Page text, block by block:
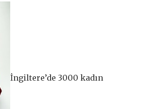
İngiltere’de 3000 kadın